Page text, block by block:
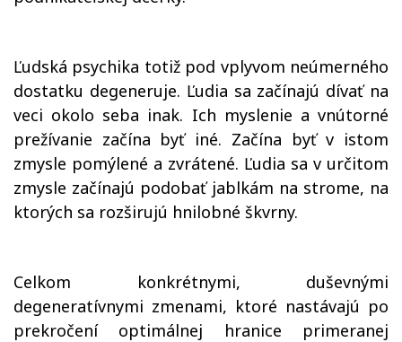
Ľudská psychika totiž pod vplyvom neúmerného
dostatku degeneruje. Ľudia sa začínajú dívať na
veci okolo seba inak. Ich myslenie a vnútorné
prežívanie začína byť iné. Začína byť v istom
zmysle pomýlené a zvrátené. Ľudia sa v určitom
zmysle začínajú podobať jablkám na strome, na
ktorých sa rozširujú hnilobné škvrny.
Celkom konkrétnymi, duševnými
degeneratívnymi zmenami, ktoré nastávajú po
prekročení optimálnej hranice primeranej